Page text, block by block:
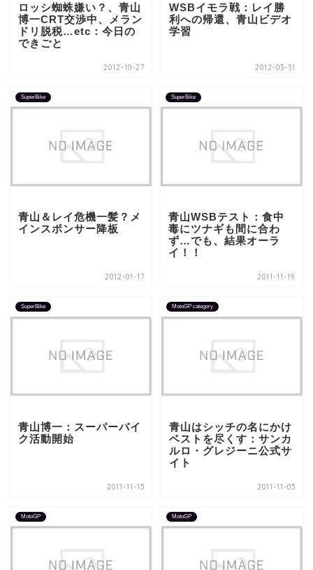
ロッシ蜘蛛嫌い？、青山
博一CRT交渉中、メラン
ドリ脱税…etc：今日の
できごと
2012-10-27
WSBイモラ戦：レイ勝
利への帰還、青山ビデオ
学習
2012-03-31
SuperBike
青山＆レイ危機一髪？メ
インスポンサー降板
2012-01-17
SuperBike
青山WSBテスト：食中
毒にツナギも間に合わ
ず…でも、結果オーラ
イ！！
2011-11-19
SuperBike
青山博一：スーパーバイ
ク活動開始
2011-11-15
MotoGP category
青山はシッチの名にかけ
ベストを尽くす：サンカ
ルロ・グレジーニ公式サ
イト
2011-11-05
MotoGP MotoGP